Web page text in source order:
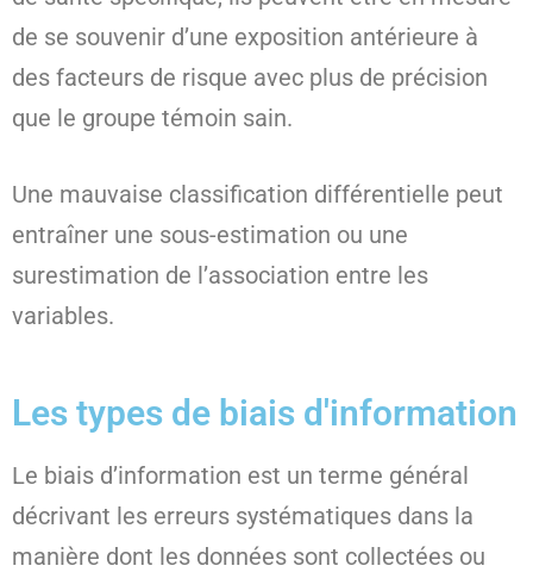
de se souvenir d’une exposition antérieure à
des facteurs de risque avec plus de précision
que le groupe témoin sain.
Une mauvaise classification différentielle peut
entraîner une sous-estimation ou une
surestimation de l’association entre les
variables.
Les types de biais d'information
Le biais d’information est un terme général
décrivant les erreurs systématiques dans la
manière dont les données sont collectées ou